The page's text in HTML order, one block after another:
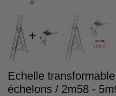
Echelle
échelons / 2m58 -